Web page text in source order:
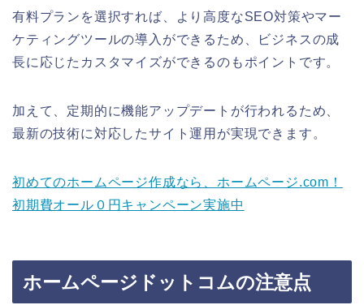
有料プランを選択すれば、より高度なSEO対策やマー
ケティングツールの導入ができるため、ビジネスの成
長に応じたカスタマイズができるのもポイントです。
加えて、定期的に機能アップデートが行われるため、
最新の技術に対応したサイト運用が実現できます。
初めてのホームページ作成なら、ホームページ.com！
初期費オール０円キャンペーン実施中
ホームページドットコムの注意点